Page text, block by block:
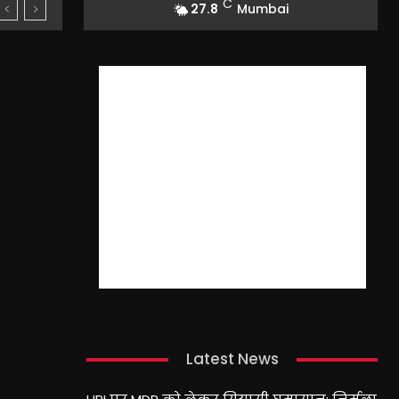
27.8 C Mumbai
Latest News